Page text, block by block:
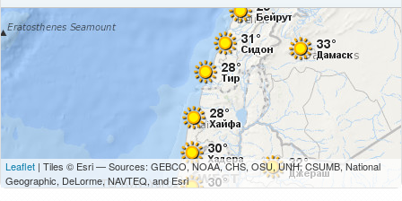
Leaflet | Tiles © Esri — Sources: GEBCO, NOAA, CHS, OSU, UNH, CSUMB, National
Geographic, DeLorme, NAVTEQ, and Esri